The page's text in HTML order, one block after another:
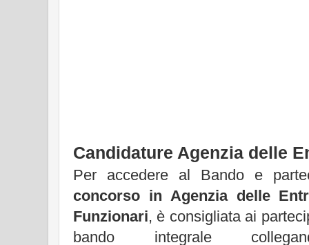
Candidature Agenzia delle
Per accedere al Bando e
concorso in Agenzia delle
Funzionari, è consigliata ai
bando integrale